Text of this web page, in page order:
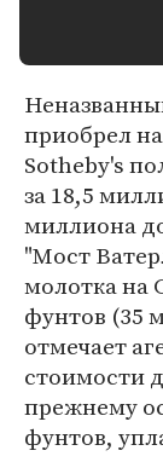
приобрел
Sotheby's
за 18,5
миллиона
"Мост
молотка на
фунтов (35
отмечает
стоимости
прежнему
фунтов,